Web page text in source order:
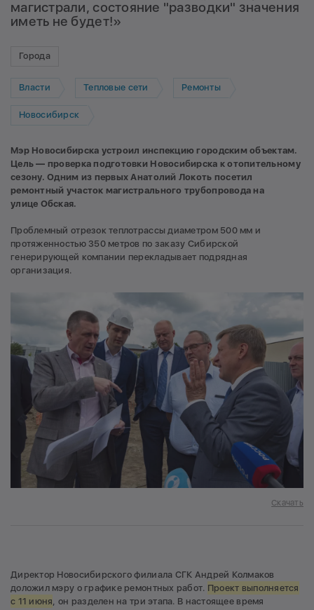
магистрали, состояние "разводки" значения
иметь не будет!»
Города
Власти Тепловые сети Ремонты
Новосибирск
Мэр Новосибирска устроил инспекцию городским объектам.
Цель — проверка подготовки Новосибирска к отопительному
сезону. Одним из первых Анатолий Локоть посетил
ремонтный участок магистрального трубопровода на
улице Обская.
Проблемный отрезок теплотрассы диаметром 500 мм и
протяженностью 350 метров по заказу Сибирской
генерирующей компании перекладывает подрядная
организация.
Скачать
Директор Новосибирского филиала СГК Андрей Колмаков
доложил мэру о графике ремонтных работ. Проект выполняется
с 11 июня, он разделен на три этапа. В настоящее время